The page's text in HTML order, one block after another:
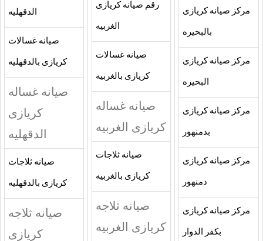
مركز صيانه كريازى
بالبحيره
مركز صيانه كريازى
البحيره
مركز صيانه كريازى
بدمنهور
مركز صيانه كريازى
دمنهور
مركز صيانه كريازى
بكفر الدوار
رقم صيانه كريازى
الغربيه
صيانه غسالات
كريازى بالغربيه
صيانه غساله
كريازى الغربيه
صيانه ثلاجات
كريازى بالغربيه
صيانه ثلاجه
كريازى الغربيه
الدقهليه
صيانه غسالات
كريازى بالدقهليه
صيانه غساله
كريازى
الدقهليه
صيانه ثلاجات
كريازى بالدقهليه
صيانه ثلاجه
كريازى